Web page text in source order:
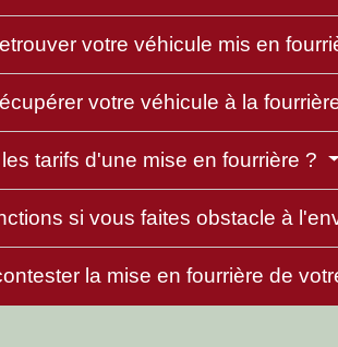
votre véhicule mis en
votre véhicule à la
tarifs d'une mise en fourrière ?
si vous faites obstacle à
la mise en fourrière de